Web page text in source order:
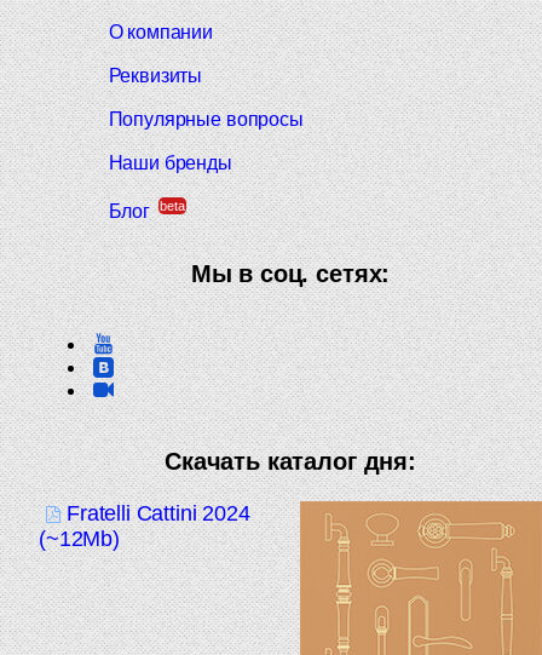
О компании
Реквизиты
Популярные вопросы
Наши бренды
Блог beta
Мы в соц. сетях:
Скачать каталог дня:
Fratelli Cattini 2024
(~12Mb)